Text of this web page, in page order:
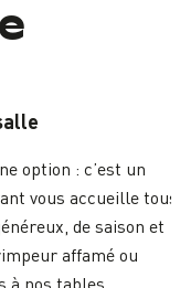
option : c’est un
vous accueille tous
de saison et
affamé ou
à nos tables.